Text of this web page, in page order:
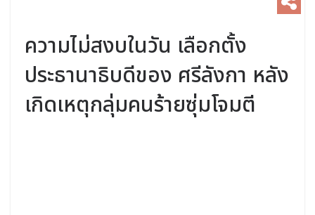
ความไม่สงบในวัน เลือกตั้ง
ประธานาธิบดีของ ศรีลังกา หลัง
เกิดเหตุกลุ่มคนร้ายซุ่มโจมตี